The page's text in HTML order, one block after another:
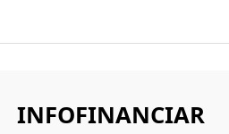
INFOFINANCIAR